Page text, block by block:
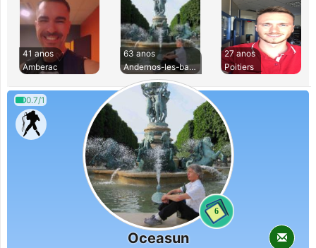
41 anos
Amberac
63 anos
Andernos-les-bains
27 anos
Poitiers
0.7/1
6
Oceasun